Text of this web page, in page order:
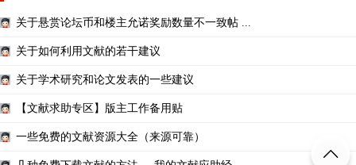
关于悬赏论坛币和楼主允诺奖励数量不一致帖 ...
关于如何利用文献的若干建议
关于学术研究和论文发表的一些建议
【文献求助专区】版主工作备用贴
一些免费的文献资源大全（来源可靠）